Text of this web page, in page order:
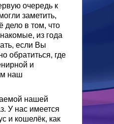
очередь к
заметить,
дело в том, что
из года
если Вы
обратиться, где
и
наш
нашей
У нас имеется
и кошелёк, как